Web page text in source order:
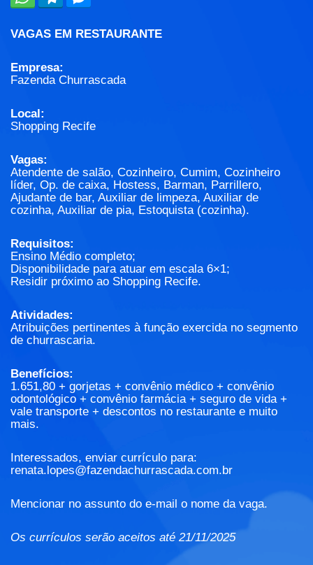
VAGAS EM RESTAURANTE
Empresa:
Fazenda Churrascada
Local:
Shopping Recife
Vagas:
Atendente de salão, Cozinheiro, Cumim, Cozinheiro
líder, Op. de caixa, Hostess, Barman, Parrillero,
Ajudante de bar, Auxiliar de limpeza, Auxiliar de
cozinha, Auxiliar de pia, Estoquista (cozinha).
Requisitos:
Ensino Médio completo;
Disponibilidade para atuar em escala 6×1;
Residir próximo ao Shopping Recife.
Atividades:
Atribuições pertinentes à função exercida no segmento
de churrascaria.
Benefícios:
1.651,80 + gorjetas + convênio médico + convênio
odontológico + convênio farmácia + seguro de vida +
vale transporte + descontos no restaurante e muito
mais.
Interessados, enviar currículo para:
renata.lopes@fazendachurrascada.com.br
Mencionar no assunto do e-mail o nome da vaga.
Os currículos serão aceitos até 21/11/2025